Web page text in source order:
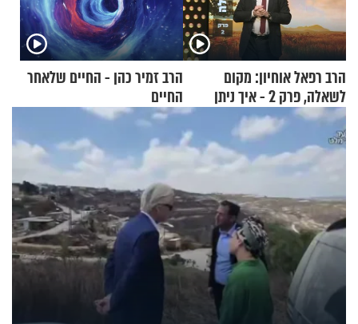
הרב רפאל אוחיון: מקום
לשאלה, פרק 2 - איך ניתן
להוכיח שהתורה משמיים?
הרב זמיר כהן - החיים שלאחר
החיים